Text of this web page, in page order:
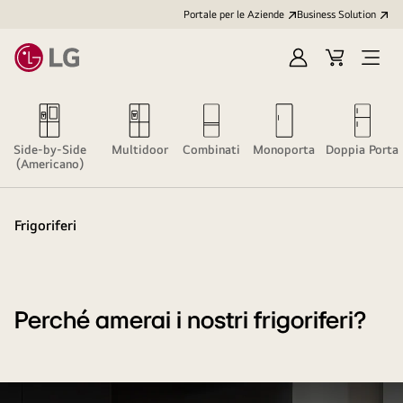
Portale per le Aziende Business Solution
Accedi
Registrati
Cart
Open
Side-by-Side
(Americano)
Multidoor Combinati Monoporta Doppia Porta
Frigoriferi
Perché amerai i nostri frigoriferi?